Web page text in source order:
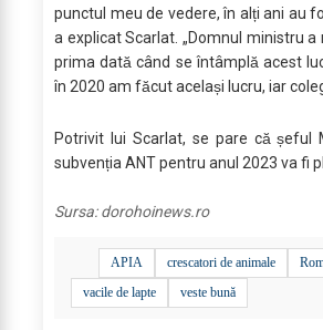
punctul meu de vedere, în alți ani au
a explicat Scarlat. „Domnul ministru
prima dată când se întâmplă acest
în 2020 am făcut același lucru, iar
Potrivit lui Scarlat, se pare că șeful
subvenția ANT pentru anul 2023 va fi
Sursa:dorohoinews.ro
APIA crescatori de animale
vacile de lapte
veste bună